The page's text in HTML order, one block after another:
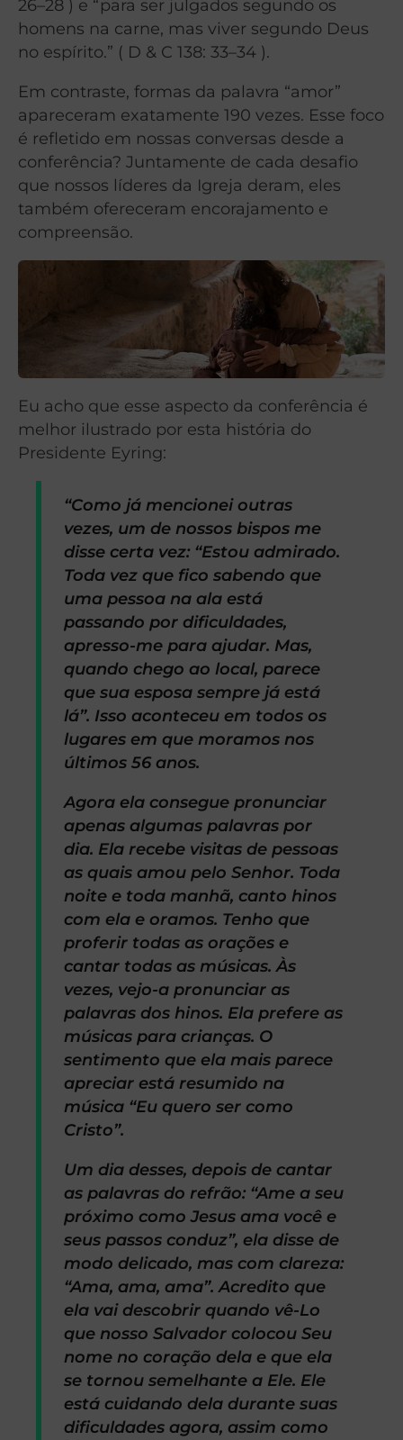
26–28 ) e “para ser julgados segundo os
homens na carne, mas viver segundo Deus
no espírito.” ( D & C 138: 33–34 ).
Em contraste, formas da palavra “amor”
apareceram exatamente 190 vezes. Esse foco
é refletido em nossas conversas desde a
conferência? Juntamente de cada desafio
que nossos líderes da Igreja deram, eles
também ofereceram encorajamento e
compreensão.
Eu acho que esse aspecto da conferência é
melhor ilustrado por esta história do
Presidente Eyring:
“Como já mencionei outras
vezes, um de nossos bispos me
disse certa vez: “Estou admirado.
Toda vez que fico sabendo que
uma pessoa na ala está
passando por dificuldades,
apresso-me para ajudar. Mas,
quando chego ao local, parece
que sua esposa sempre já está
lá”. Isso aconteceu em todos os
lugares em que moramos nos
últimos 56 anos.
Agora ela consegue pronunciar
apenas algumas palavras por
dia. Ela recebe visitas de pessoas
as quais amou pelo Senhor. Toda
noite e toda manhã, canto hinos
com ela e oramos. Tenho que
proferir todas as orações e
cantar todas as músicas. Às
vezes, vejo-a pronunciar as
palavras dos hinos. Ela prefere as
músicas para crianças. O
sentimento que ela mais parece
apreciar está resumido na
música “Eu quero ser como
Cristo”.
Um dia desses, depois de cantar
as palavras do refrão: “Ame a seu
próximo como Jesus ama você e
seus passos conduz”, ela disse de
modo delicado, mas com clareza:
“Ama, ama, ama”. Acredito que
ela vai descobrir quando vê-Lo
que nosso Salvador colocou Seu
nome no coração dela e que ela
se tornou semelhante a Ele. Ele
está cuidando dela durante suas
dificuldades agora, assim como